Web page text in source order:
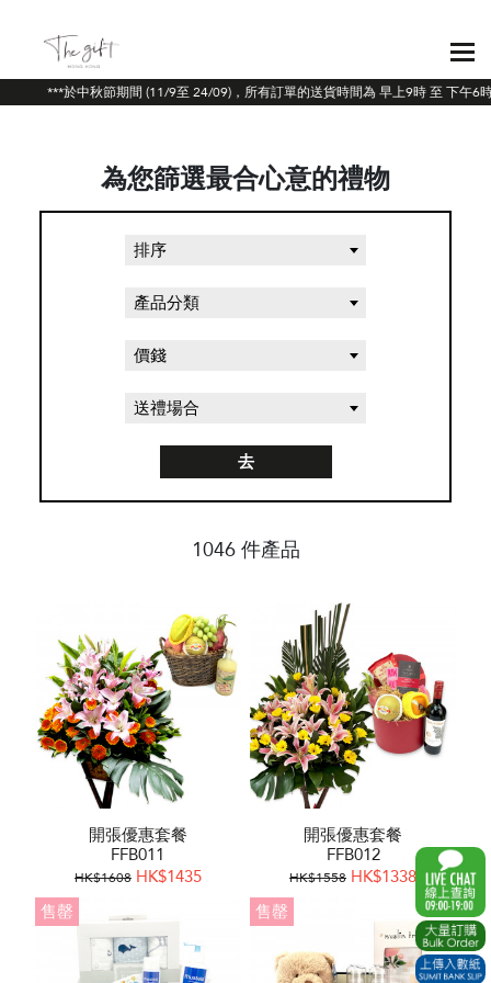
***於中秋節期間 (11/9至 24/09)，所有訂單的送貨時間為 早上9時 至 下午6
為您篩選最合心意的禮物
排序
產品分類
價錢
送禮場合
去
1046 件產品
開張優惠套餐
FFB011
HK$1608 HK$1435
開張優惠套餐
FFB012
HK$1558 HK$1338
售罄
售罄